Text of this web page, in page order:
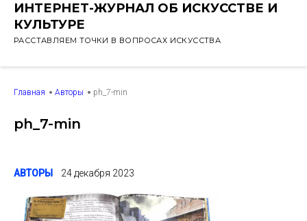
ИНТЕРНЕТ-ЖУРНАЛ ОБ ИСКУССТВЕ И
КУЛЬТУРЕ
РАССТАВЛЯЕМ ТОЧКИ В ВОПРОСАХ ИСКУССТВА
Главная Авторы ph_7-min
ph_7-min
АВТОРЫ 24 декабря 2023